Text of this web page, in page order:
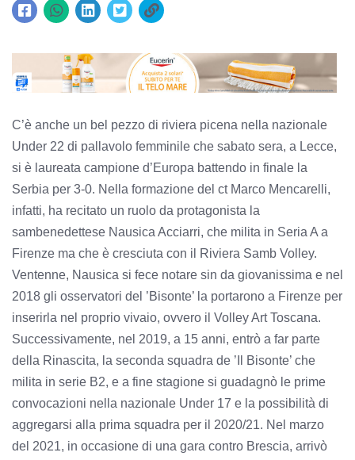
C’è anche un bel pezzo di riviera picena nella nazionale
Under 22 di pallavolo femminile che sabato sera, a Lecce,
si è laureata campione d’Europa battendo in finale la
Serbia per 3-0. Nella formazione del ct Marco Mencarelli,
infatti, ha recitato un ruolo da protagonista la
sambenedettese Nausica Acciarri, che milita in Seria A a
Firenze ma che è cresciuta con il Riviera Samb Volley.
Ventenne, Nausica si fece notare sin da giovanissima e nel
2018 gli osservatori del ’Bisonte’ la portarono a Firenze per
inserirla nel proprio vivaio, ovvero il Volley Art Toscana.
Successivamente, nel 2019, a 15 anni, entrò a far parte
della Rinascita, la seconda squadra de ’Il Bisonte’ che
milita in serie B2, e a fine stagione si guadagnò le prime
convocazioni nella nazionale Under 17 e la possibilità di
aggregarsi alla prima squadra per il 2020/21. Nel marzo
del 2021, in occasione di una gara contro Brescia, arrivò